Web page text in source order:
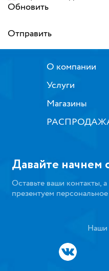
Обновить
Отправить
О компании
Услуги
Магазины
Давайте начнем
Оставьте ваши контакты,
презентуем
Наши